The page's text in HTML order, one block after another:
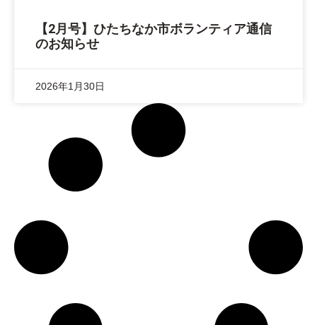
【2月号】ひたちなか市ボランティア通信
のお知らせ
2026年1月30日